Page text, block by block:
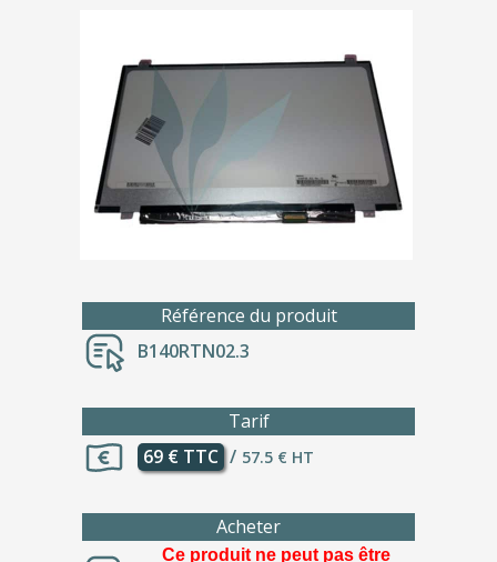
Référence du produit
B140RTN02.3
Tarif
69 € TTC / 57.5 € HT
Acheter
Ce produit ne peut pas être